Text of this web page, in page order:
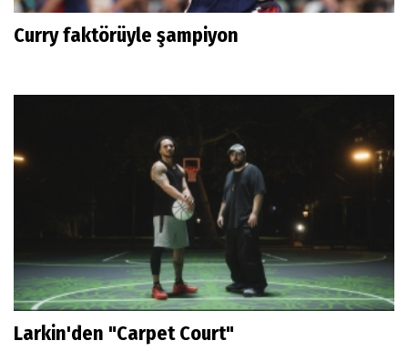
Curry faktörüyle şampiyon
Larkin'den "Carpet Court"